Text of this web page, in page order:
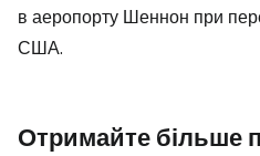
в аеропорту Шеннон при
США.
Отримайте більше